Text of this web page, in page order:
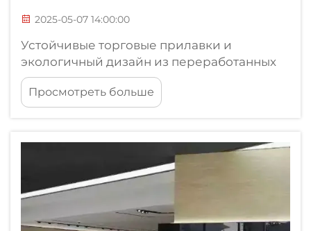
2025-05-07 14:00:00
Устойчивые торговые прилавки и
экологичный дизайн из переработанных
материалов. Торговые прилавки,
изготовленные из переработанных
материалов, меняют наше представление
количество отходов, отправляемых на
свалки, и сокращая выбросы углерода...
Просмотреть больше